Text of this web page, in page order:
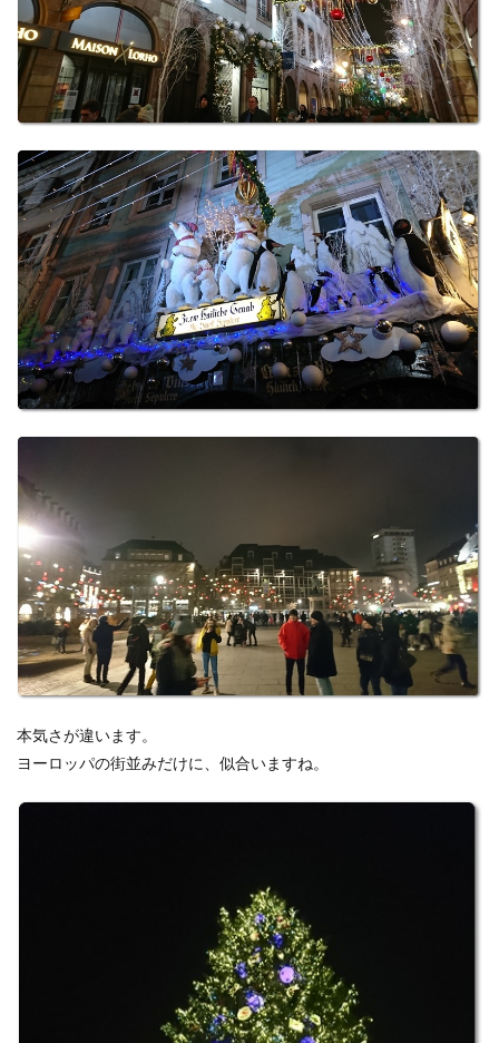
本気さが違います。
ヨーロッパの街並みだけに、似合いますね。